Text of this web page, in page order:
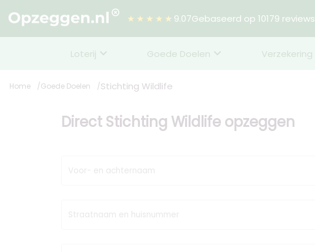
★★★★★ 9.07Gebaseerd op 10179 reviews
Loterij Goede Doelen Verzekering
Home Goede Doelen Stichting Wildlife
Direct Stichting Wildlife opzeggen
Voor- en achternaam
Straatnaam en huisnummer